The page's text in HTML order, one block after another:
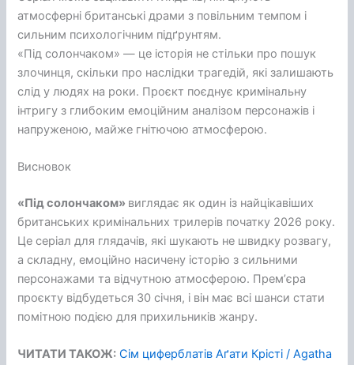
атмосферні британські драми з повільним темпом і
сильним психологічним підґрунтям.
«Під солончаком» — це історія не стільки про пошук
злочинця, скільки про наслідки трагедій, які залишають
слід у людях на роки. Проєкт поєднує кримінальну
інтригу з глибоким емоційним аналізом персонажів і
напруженою, майже гнітючою атмосферою.
Висновок
«Під солончаком» виглядає як один із найцікавіших
британських кримінальних трилерів початку 2026 року.
Це серіал для глядачів, які шукають не швидку розвагу,
а складну, емоційно насичену історію з сильними
персонажами та відчутною атмосферою. Премʼєра
проєкту відбудеться 30 січня, і він має всі шанси стати
помітною подією для прихильників жанру.
ЧИТАТИ ТАКОЖ: Сім циферблатів Аґати Крісті / Agatha